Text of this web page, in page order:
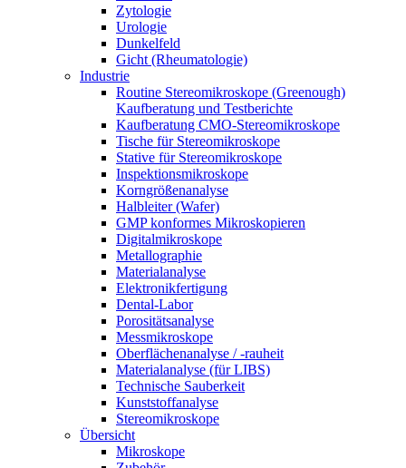
Zytologie
Urologie
Dunkelfeld
Gicht (Rheumatologie)
Industrie
Routine Stereomikroskope (Greenough)
Kaufberatung und Testberichte
Kaufberatung CMO-Stereomikroskope
Tische für Stereomikroskope
Stative für Stereomikroskope
Inspektionsmikroskope
Korngrößenanalyse
Halbleiter (Wafer)
GMP konformes Mikroskopieren
Digitalmikroskope
Metallographie
Materialanalyse
Elektronikfertigung
Dental-Labor
Porositätsanalyse
Messmikroskope
Oberflächenanalyse / -rauheit
Materialanalyse (für LIBS)
Technische Sauberkeit
Kunststoffanalyse
Stereomikroskope
Übersicht
Mikroskope